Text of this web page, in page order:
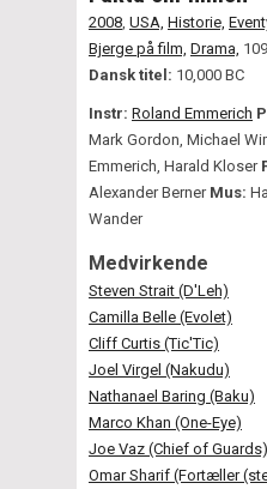
2008 USA, Historie,
Bjerge på film, Drama,
Dansk titel: 10,000 BC
Instr: Roland Emmerich
Mark Gordon, Michael
Emmerich, Harald Kloser
Alexander Berner Mus:
Wander
Medvirkende
Steven Strait (D'Leh)
Camilla Belle (Evolet)
Cliff Curtis (Tic'Tic)
Joel Virgel (Nakudu)
Nathanael Baring (Baku)
Marco Khan (One-Eye)
Joe Vaz (Chief of Guards)
Omar Sharif (Fortæller